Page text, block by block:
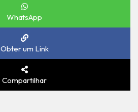
WhatsApp
Obter um Link
Compartilhar